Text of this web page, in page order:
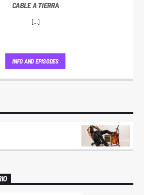
CABLE A TIERRA
[...]
INFO AND EPISODES